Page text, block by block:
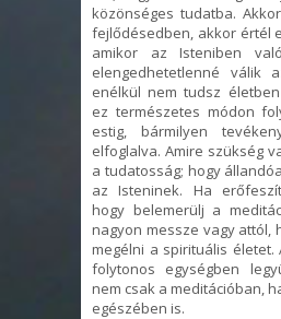
közönséges tudatba.
fejlődésedben, akkor értél
amikor az Isteniben
elengedhetetlenné válik
enélkül nem tudsz
ez természetes módon
estig, bármilyen
elfoglalva. Amire szükség
a tudatosság; hogy
az Isteninek. Ha
hogy belemerülj a
nagyon messze vagy attól,
megélni a spirituális életet.
folytonos egységben
nem csak a meditációban,
egészében is.